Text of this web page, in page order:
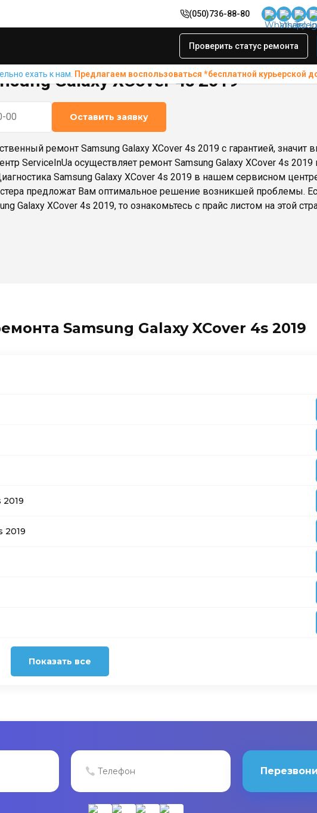
(050)736-88-80
Проверить статус ремонта
ехать к нам. Предлагаем воспользоваться *бесплатной курьерской
4s 2019
Galaxy XCover 4s 2019
Оставить заявку
ремонт Samsung Galaxy XCover 4s 2019 с гарантией, значит
ServiceInUa осуществляет ремонт Samsung Galaxy XCover 4s
Samsung Galaxy XCover 4s 2019 в нашем сервисном
предложат Вам оптимальное решение возникшей проблемы.
Galaxy XCover 4s 2019, то ознакомьтесь с прайс листом на этой
Samsung Galaxy XCover 4s 2019
2019
2019
Показать все